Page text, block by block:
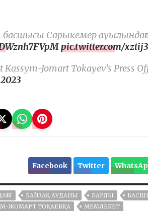
Сарыкемер
pic.twitter.com/
Jomart Tokayev’s Press
Facebook Twitter
БАЙЗАҚ АУДАНЫ БАРДЫ
ЖОМАРТ ТОҚАЕВҚА
МЕМЛЕКЕТ